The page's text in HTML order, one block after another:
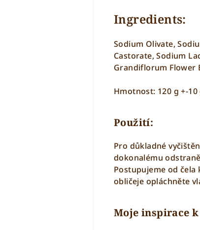
Ingredients:
Sodium Olivate,
Castorate, Sodium
Grandiflorum Flower
Hmotnost: 120 g +-
Použití:
Pro důkladné
dokonalému
Postupujeme od
obličeje opláchněte
Moje inspirace